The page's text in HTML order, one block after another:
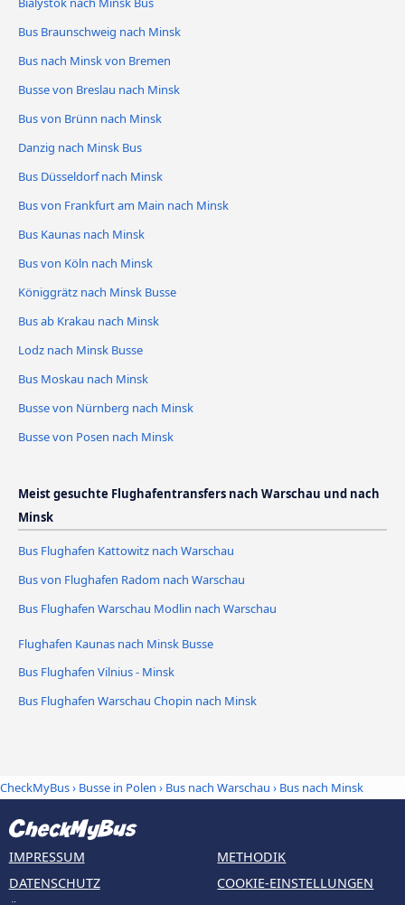
Bus Braunschweig nach Minsk
Bus nach Minsk von Bremen
Busse von Breslau nach Minsk
Bus von Brünn nach Minsk
Danzig nach Minsk Bus
Bus Düsseldorf nach Minsk
Bus von Frankfurt am Main nach Minsk
Bus Kaunas nach Minsk
Bus von Köln nach Minsk
Königgrätz nach Minsk Busse
Bus ab Krakau nach Minsk
Lodz nach Minsk Busse
Bus Moskau nach Minsk
Busse von Nürnberg nach Minsk
Busse von Posen nach Minsk
Meist gesuchte Flughafentransfers nach Warschau und nach
Minsk
Bus Flughafen Kattowitz nach Warschau
Bus von Flughafen Radom nach Warschau
Bus Flughafen Warschau Modlin nach Warschau
Flughafen Kaunas nach Minsk Busse
Bus Flughafen Vilnius - Minsk
Bus Flughafen Warschau Chopin nach Minsk
CheckMyBus› Busse in Polen › Bus nach Warschau › Bus nach Minsk
IMPRESSUM
DATENSCHUTZ
METHODIK
COOKIE-EINSTELLUNGEN